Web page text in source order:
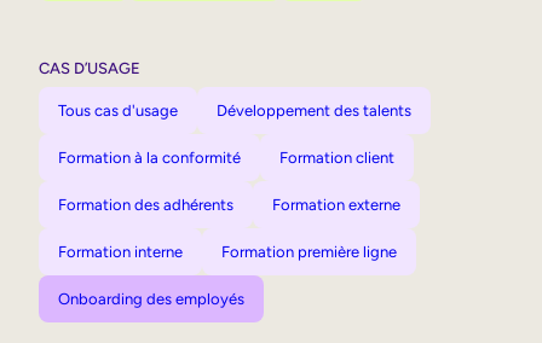
CAS D’USAGE
Tous cas d'usage Développement des talents
Formation à la conformité Formation client
Formation des adhérents Formation externe
Formation interne Formation première ligne
Onboarding des employés